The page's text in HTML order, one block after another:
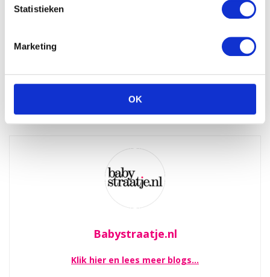
Statistieken
Marketing
OK
Babystraatje.nl
Klik hier en lees meer blogs…